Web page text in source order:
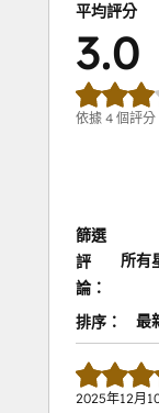
平均評分
3.0
依據 4 個評分
篩選
評
論：
所有
排序： 最
2025年12月